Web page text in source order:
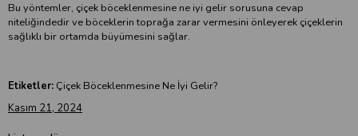
Bu yöntemler, çiçek böceklenmesine ne iyi gelir sorusuna cevap
niteliğindedir ve böceklerin toprağa zarar vermesini önleyerek çiçeklerin
sağlıklı bir ortamda büyümesini sağlar.
Etiketler: Çiçek Böceklenmesine Ne İyi Gelir?
Kasım 21, 2024